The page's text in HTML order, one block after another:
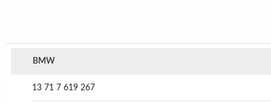
BMW
13 71 7 619 267